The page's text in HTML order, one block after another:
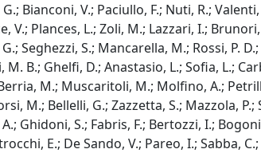
Bianconi, V.; Paciullo, F.; Nuti, R.;
Plances, L.; Zoli, M.; Lazzari, I.;
Seghezzi, S.; Mancarella, M.; Rossi, P.
B.; Ghelfi, D.; Anastasio, L.; Sofia, L.;
M.; Muscaritoli, M.; Molfino, A.;
M.; Bellelli, G.; Zazzetta, S.; Mazzola,
Ghidoni, S.; Fabris, F.; Bertozzi, I.;
E.; De Sando, V.; Pareo, I.; Sabba,